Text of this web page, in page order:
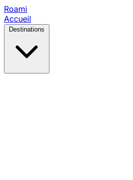
Roami
Accueil
Destinations